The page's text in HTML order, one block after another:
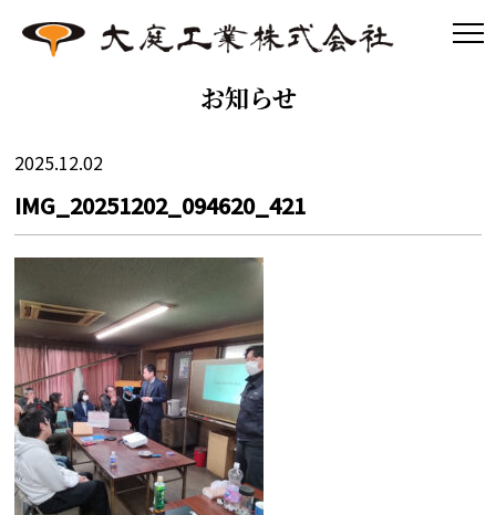
お知らせ
2025.12.02
IMG_20251202_094620_421